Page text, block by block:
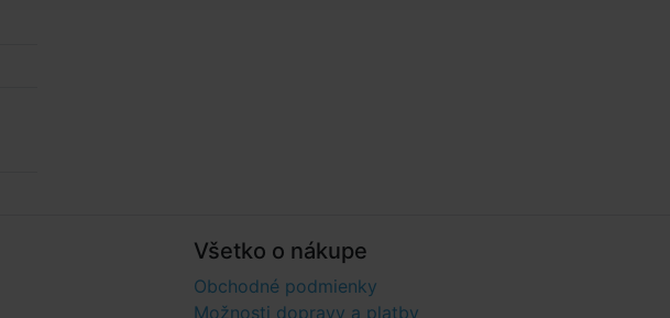
Všetko o nákupe
Obchodné podmienky
Možnosti dopravy a platby